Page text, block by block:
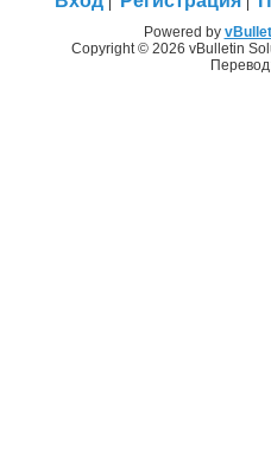
Powered by
Copyright © 2026 vBulletin